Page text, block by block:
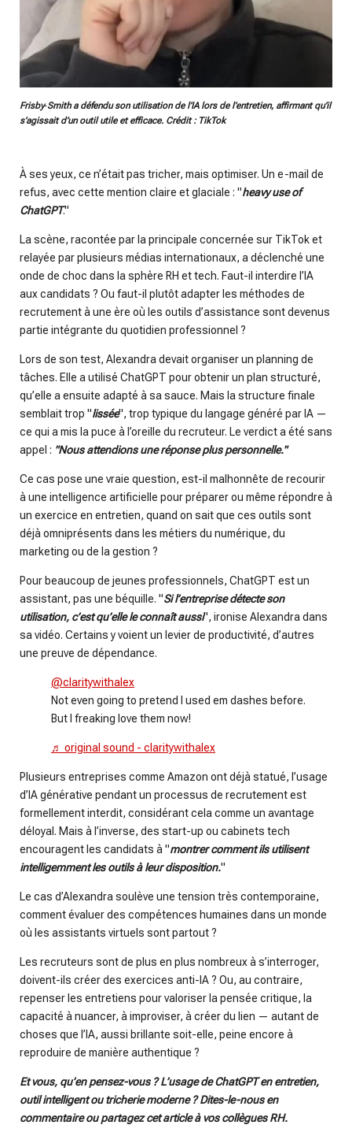
Frisby‑Smith a défendu son utilisation de l’IA lors de l’entretien, affirmant qu’il
s’agissait d’un outil utile et efficace. Crédit : TikTok
À ses yeux, ce n’était pas tricher, mais optimiser. Un e-mail de
refus, avec cette mention claire et glaciale : "heavy use of
ChatGPT."
La scène, racontée par la principale concernée sur TikTok et
relayée par plusieurs médias internationaux, a déclenché une
onde de choc dans la sphère RH et tech. Faut-il interdire l’IA
aux candidats ? Ou faut-il plutôt adapter les méthodes de
recrutement à une ère où les outils d’assistance sont devenus
partie intégrante du quotidien professionnel ?
Lors de son test, Alexandra devait organiser un planning de
tâches. Elle a utilisé ChatGPT pour obtenir un plan structuré,
qu’elle a ensuite adapté à sa sauce. Mais la structure finale
semblait trop "lissée", trop typique du langage généré par IA —
ce qui a mis la puce à l’oreille du recruteur. Le verdict a été sans
appel : "Nous attendions une réponse plus personnelle."
Ce cas pose une vraie question, est-il malhonnête de recourir
à une intelligence artificielle pour préparer ou même répondre à
un exercice en entretien, quand on sait que ces outils sont
déjà omniprésents dans les métiers du numérique, du
marketing ou de la gestion ?
Pour beaucoup de jeunes professionnels, ChatGPT est un
assistant, pas une béquille. "Si l’entreprise détecte son
utilisation, c’est qu’elle le connaît aussi", ironise Alexandra dans
sa vidéo. Certains y voient un levier de productivité, d’autres
une preuve de dépendance.
@claritywithalex
Not even going to pretend I used em dashes before.
But I freaking love them now!
♬ original sound - claritywithalex
Plusieurs entreprises comme Amazon ont déjà statué, l’usage
d’IA générative pendant un processus de recrutement est
formellement interdit, considérant cela comme un avantage
déloyal. Mais à l’inverse, des start-up ou cabinets tech
encouragent les candidats à "montrer comment ils utilisent
intelligemment les outils à leur disposition."
Le cas d’Alexandra soulève une tension très contemporaine,
comment évaluer des compétences humaines dans un monde
où les assistants virtuels sont partout ?
Les recruteurs sont de plus en plus nombreux à s’interroger,
doivent-ils créer des exercices anti-IA ? Ou, au contraire,
repenser les entretiens pour valoriser la pensée critique, la
capacité à nuancer, à improviser, à créer du lien — autant de
choses que l’IA, aussi brillante soit-elle, peine encore à
reproduire de manière authentique ?
Et vous, qu’en pensez-vous ? L’usage de ChatGPT en entretien,
outil intelligent ou tricherie moderne ?Dites-le-nous en
commentaire ou partagez cet article à vos collègues RH.